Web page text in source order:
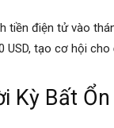
tiền điện tử vào
USD, tạo cơ hội cho
Kỳ Bất Ổn